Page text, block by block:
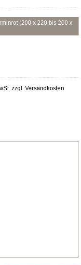
(200 x 220 bis 200 x
zzgl. Versandkosten